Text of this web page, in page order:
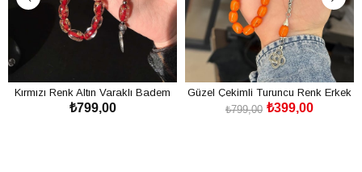
Kırmızı Renk Altın Varaklı Badem
Tane Uçak Camı Tesbih
₺799,00
Güzel Çekimli Turuncu Renk Erkek
İçin Tesbih
₺399,00
₺799,00